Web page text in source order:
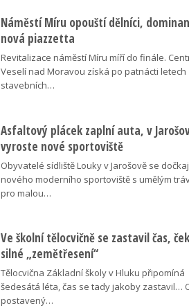
Náměstí Míru opouští dělníci,
nová piazzetta
Revitalizace náměstí Míru míří do finále.
Veselí nad Moravou získá po patnácti letech
stavebních…
Asfaltový plácek zaplní auta, v
vyroste nové sportoviště
Obyvatelé sídliště Louky v Jarošově se
nového moderního sportoviště s umělým
pro malou…
Ve školní tělocvičně se zastavil čas,
silné „zemětřesení“
Tělocvična Základní školy v Hluku připomíná
šedesátá léta, čas se tady jakoby zastavil…
postavený…